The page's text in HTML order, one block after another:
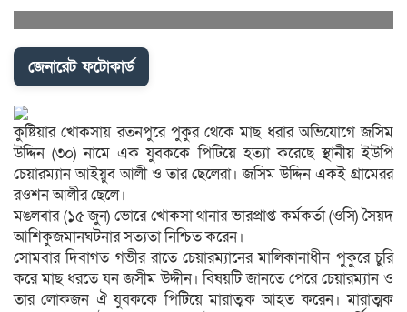
জেনারেট ফটোকার্ড
কুষ্টিয়ার খোকসায় রতনপুরে পুকুর থেকে মাছ ধরার অভিযোগে জসিম
উদ্দিন (৩০) নামে এক যুবককে পিটিয়ে হত্যা করেছে স্থানীয় ইউপি
চেয়ারম্যান আইয়ুব আলী ও তার ছেলেরা। জসিম উদ্দিন একই গ্রামেরর
রওশন আলীর ছেলে।
মঙলবার (১৫ জুন) ভোরে খোকসা থানার ভারপ্রাপ্ত কর্মকর্তা (ওসি) সৈয়দ
আশিকুজমানঘটনার সত্যতা নিশ্চিত করেন।
সোমবার দিবাগত গভীর রাতে চেয়ারম্যানের মালিকানাধীন পুকুরে চুরি
করে মাছ ধরতে যন জসীম উদ্দীন। বিষয়টি জানতে পেরে চেয়ারম্যান ও
তার লোকজন ঐ যুবককে পিটিয়ে মারাত্মক আহত করেন। মারাত্মক